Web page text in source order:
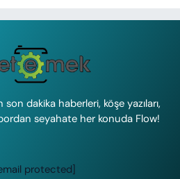
dakika haberleri, köşe yazıları,
seyahate her konuda Flow!
protected]